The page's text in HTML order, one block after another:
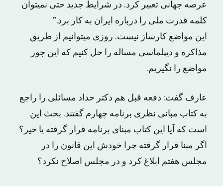
عرصه جهانی تعبیر کرد. در شرایط جدید حتی نمیتوان
کلمه قدرت ملی را درباره ایران به کار برد.”
این مواضع کارساز نیست. روزی میتوانیم از طریق
مذاکره و دیپلماسی مساله را حل کنیم که این جور
مواضع را نگیریم.
عارف گفت: دفعه قبل هم دکتر حداد مسائلی را راجع
به کتاب مبانی نظری برنامه چهارم گفتند. بحث این
است که آیا این کتاب مبنای برنامه قرار گرفته یا خیر؟
اگر مبنا قرار گرفته چرا خودش این قانون را در
مجلس هفتم ابلاغ کرد و در مجلس اصلاح نکرد؟